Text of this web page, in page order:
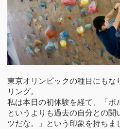
東京オリンピックの種目にも
リング。
私は本日の初体験を経て、「ボ
というよりも過去の自分との
ツだな。」という印象を持ちま